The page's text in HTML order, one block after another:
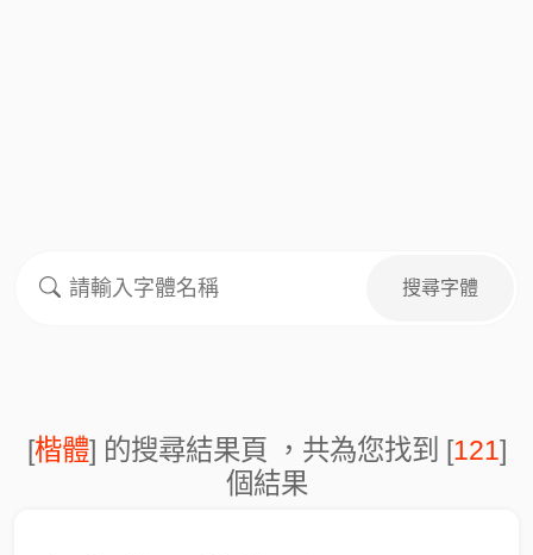
[楷體] 的搜尋結果頁 ，共為您找到 [121]
個結果